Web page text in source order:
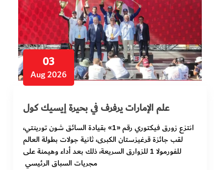
في المرمى
وثائقيات الخور
فن وثقافة
تقارير الخور
03
Aug 2026
علم الإمارات يرفرف في بحيرة إيسيك كول
انتزع زورق فيكتوري رقم «1» بقيادة السائق شون تورينتي،
لقب جائزة قرغيزستان الكبرى، ثانية جولات بطولة العالم
للفورمولا 1 للزوارق السريعة، ذلك بعد أداء وهيمنة على
مجريات السباق الرئيسي